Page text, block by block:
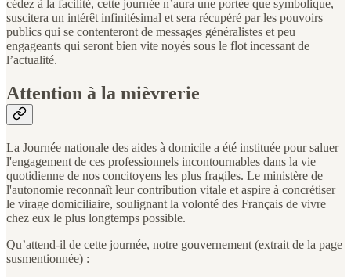
cédez à la facilité, cette journée n’aura une portée que symbolique,
suscitera un intérêt infinitésimal et sera récupéré par les pouvoirs
publics qui se contenteront de messages généralistes et peu
engageants qui seront bien vite noyés sous le flot incessant de
l’actualité.
Attention à la mièvrerie
La Journée nationale des aides à domicile a été instituée pour saluer
l'engagement de ces professionnels incontournables dans la vie
quotidienne de nos concitoyens les plus fragiles. Le ministère de
l'autonomie reconnaît leur contribution vitale et aspire à concrétiser
le virage domiciliaire, soulignant la volonté des Français de vivre
chez eux le plus longtemps possible.
Qu’attend-il de cette journée, notre gouvernement (extrait de la page
susmentionnée) :